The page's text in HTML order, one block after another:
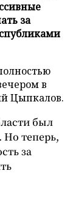
за
в
Цыпкалов.
был
теперь,
за